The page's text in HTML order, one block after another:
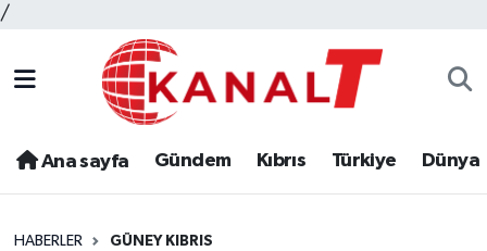
/
Ana sayfa Gündem Kıbrıs Türkiye Dünya
HABERLER GÜNEY KIBRIS